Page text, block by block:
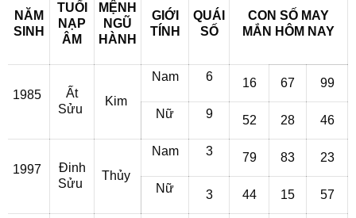
NĂM
SINH
TUỔI
NẠP
ÂM
MỆNH
NGŨ
HÀNH
GIỚI
TÍNH
QUÁI
SỐ
CON SỐ MAY
MẮN HÔM NAY
1985
Ất
Sửu
Kim
Nam 6 16 67 99
Nữ 9 52 28 46
1997
Đinh
Sửu
Thủy
Nam 3 79 83 23
Nữ 3 44 15 57